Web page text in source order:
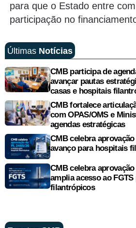
para que o Estado entre
participação no
Últimas Notícias
CMB participa de
avançar pautas
casas e hospitais
CMB fortalece
com OPAS/OMS e
agendas estratégicas
CMB celebra aprovação
avanço para hospitais
CMB celebra
amplia acesso ao
filantrópicos